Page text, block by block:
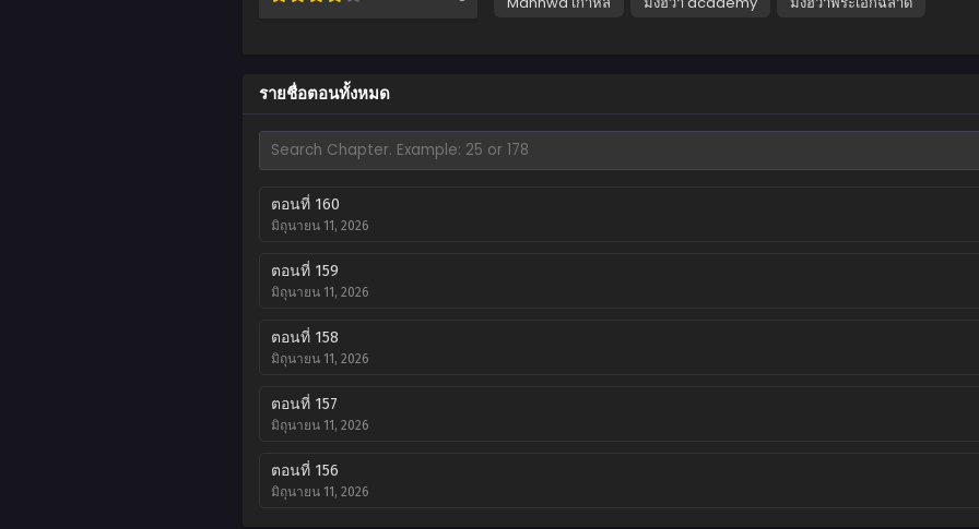
รายชื่อตอนทั้งหมด
ตอนที่ 160
มิถุนายน 11, 2026
ตอนที่ 159
มิถุนายน 11, 2026
ตอนที่ 158
มิถุนายน 11, 2026
ตอนที่ 157
มิถุนายน 11, 2026
ตอนที่ 156
มิถุนายน 11, 2026